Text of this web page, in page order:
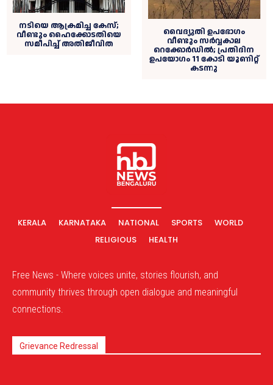
നടിയെ ആക്രമിച്ച കേസ്;
വീണ്ടും ഹൈക്കോടതിയെ
സമീപിച്ച്‌ അതിജീവിത
വൈദ്യുതി ഉപഭോഗം
വീണ്ടും സര്‍വ്വകാല
റെക്കോര്‍ഡില്‍; പ്രതിദിന
ഉപയോഗം 11 കോടി യൂണിറ്റ്
കടന്നു
KERALA KARNATAKA NATIONAL SPORTS
WORLD
RELIGIOUS
HEALTH
Free News - Where voices unite, stories flourish, and
community thrives through open dialogue and meaningful
connections.
Grievance Redressal